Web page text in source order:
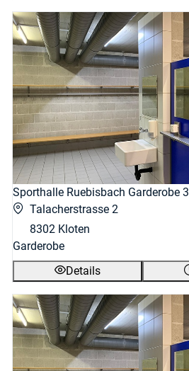
Sporthalle Ruebisbach Garderobe 3
Talacherstrasse 2
8302 Kloten
Garderobe
Details